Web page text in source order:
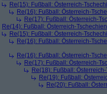
Re(15): Fußball: Österreich-
Re(16): Fußball: Österreich-
Re(17): Fußball: Österreich-
Re(14): Fußball: Österreich-
Re(15): Fußball: Österreich-
Re(16): Fußball: Österreich-
Re(16): Fußball: Österreich-
Re(17): Fußball: Österreich-
Re(18): Fußball:
Re(19): Fußball:
Re(20): Fußball: